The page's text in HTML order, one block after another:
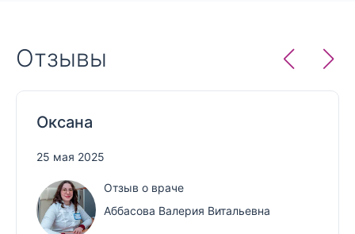
Отзывы
Оксана
25 мая 2025
Отзыв о враче
Аббасова Валерия Витальевна